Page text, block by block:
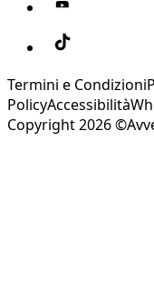
Termini e Condizioni
PolicyAccessibilità
Copyright 2026